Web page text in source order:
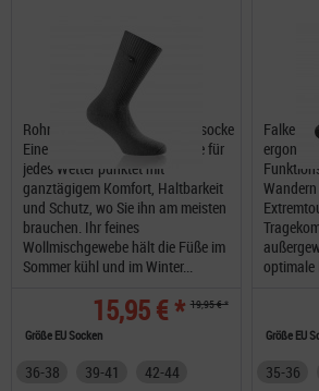
Rohner Army Working Wandersocke
Eine Arbeits oder Wandersocke für
jedes Wetter punktet mit
ganztägigem Komfort, Haltbarkeit
und Schutz, wo Sie ihn am meisten
brauchen. Ihr feines
Wollmischgewebe hält die Füße im
Sommer kühl und im Winter...
15,95 € * 19,95 € *
Größe EU Socken
36-38 39-41
42-44
Falke
optimale
Größe EU
35-36